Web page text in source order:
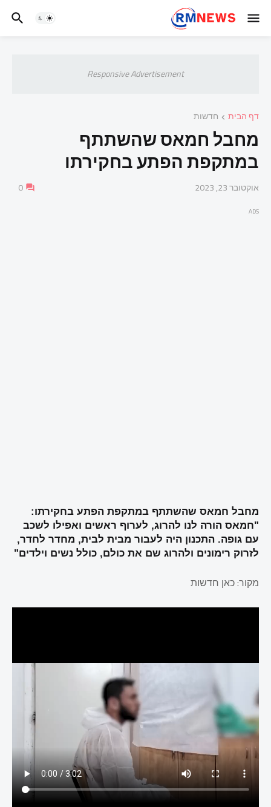
Responsive Advertisement
דף הבית חדשות
מחבל חמאס שהשתתף
במתקפת הפתע בחקירתו
אוקטובר 23, 2023 0
ADS
מחבל חמאס שהשתתף במתקפת הפתע בחקירתו:
"חמאס הורה לנו להרוג, לערוף ראשים ואפילו לשכב
עם גופה. התכנון היה לעבור מבית לבית, מחדר לחדר,
לזרוק רימונים ולהרוג שם את כולם, כולל נשים וילדים"
מקור: כאן חדשות